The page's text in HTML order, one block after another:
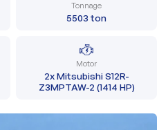
Tonnage
5503 ton
Motor
2x Mitsubishi S12R-
Z3MPTAW-2 (1414 HP)